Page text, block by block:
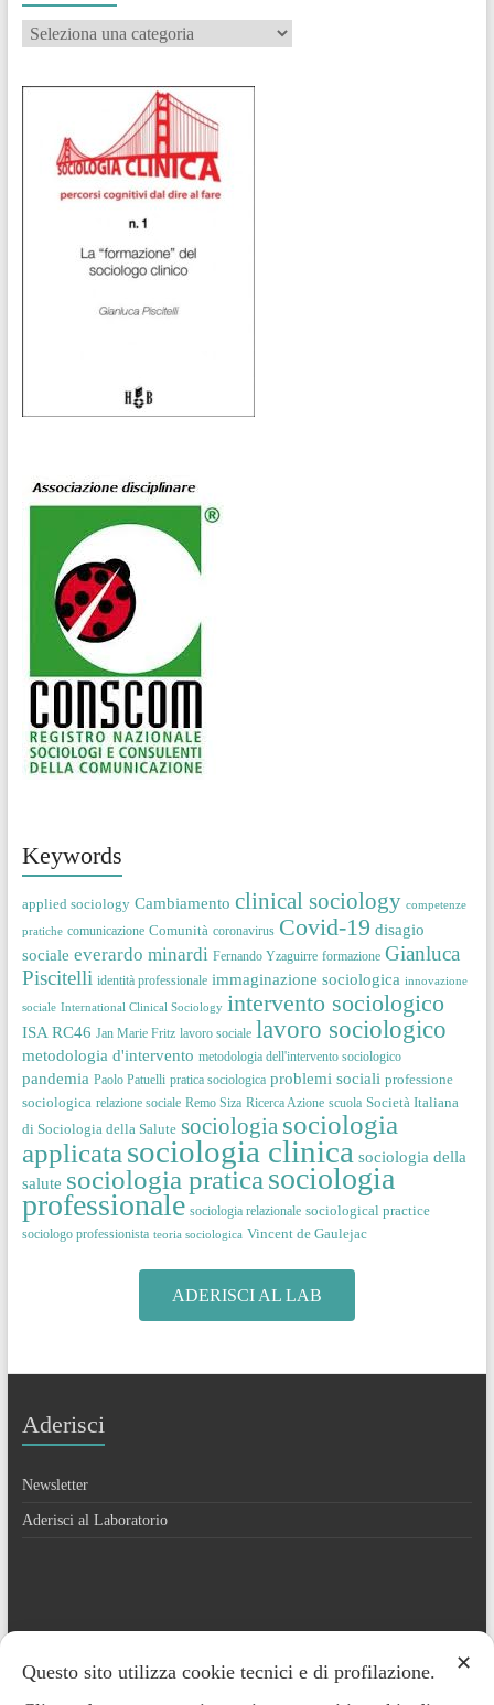
Categorie
Keywords
applied sociology Cambiamento clinical sociology competenze
pratiche comunicazione Comunità coronavirus Covid-19 disagio
sociale everardo minardi Fernando Yzaguirre formazione Gianluca
Piscitelli identità professionale immaginazione sociologica innovazione
sociale International Clinical Sociology intervento sociologico
ISA RC46 Jan Marie Fritz lavoro sociale lavoro sociologico
metodologia d'intervento metodologia dell'intervento sociologico
pandemia Paolo Patuelli pratica sociologica problemi sociali professione
sociologica relazione sociale Remo Siza Ricerca Azione scuola Società Italiana
di Sociologia della Salute sociologia sociologia
applicata sociologia clinica sociologia della
salute sociologia pratica sociologia
professionale sociologia relazionale sociological practice
sociologo professionista teoria sociologica Vincent de Gaulejac
ADERISCI AL LAB
Aderisci
Newsletter
Aderisci al Laboratorio
Contatti ✕
Questo sito utilizza cookie tecnici e di profilazione.